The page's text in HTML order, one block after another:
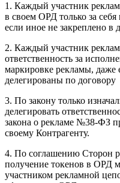
1. Каждый участник
в своем ОРД только за
если иное не закреплено в
2. Каждый участник
ответственность за
маркировке рекламы, даже
делегированы по договору
3. По закону только
делегировать
закона о рекламе №38-ФЗ
своему Контрагенту.
4. По соглашению Сторон
получение токенов в ОРД
участником рекламной